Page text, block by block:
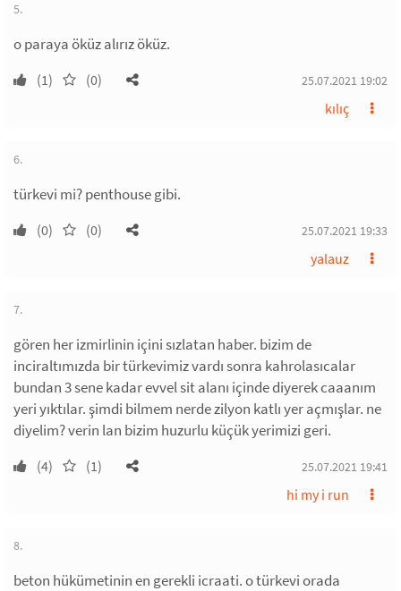
5.
o paraya öküz alırız öküz.
(1) (0) 25.07.2021 19:02
kılıç
6.
türkevi mi? penthouse gibi.
(0) (0) 25.07.2021 19:33
yalauz
7.
gören her izmirlinin içini sızlatan haber. bizim de
inciraltımızda bir türkevimiz vardı sonra kahrolasıcalar
bundan 3 sene kadar evvel sit alanı içinde diyerek caaanım
yeri yıktılar. şimdi bilmem nerde zilyon katlı yer açmışlar. ne
diyelim? verin lan bizim huzurlu küçük yerimizi geri.
(4) (1) 25.07.2021 19:41
hi my i run
8.
beton hükümetinin en gerekli icraati. o türkevi orada